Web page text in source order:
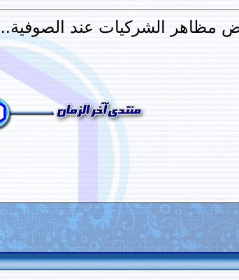
مظاهر الشركيات عند الصوفية..